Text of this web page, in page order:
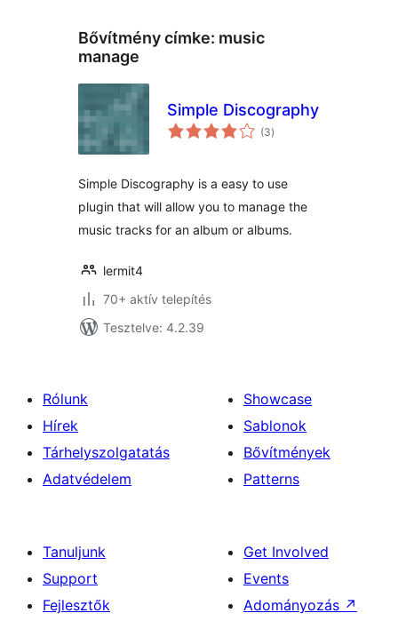
Bővítmény címke: music
manage
Simple Discography
(3értékelés
összesen
)
Simple Discography is a easy to use
plugin that will allow you to manage the
music tracks for an album or albums.
lermit4
70+ aktív telepítés
Tesztelve: 4.2.39
Rólunk
Hírek
Tárhelyszolgatatás
Adatvédelem
Showcase
Sablonok
Bővítmények
Patterns
Tanuljunk
Support
Fejlesztők
Get Involved
Events
Adományozás ↗